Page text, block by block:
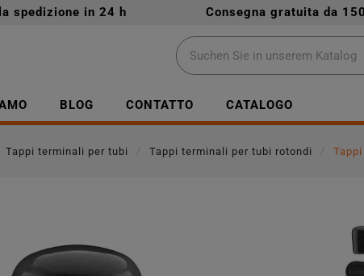
spedizione in 24 h Consegna gratuita da
BLOG CONTATTO CATALOGO
Tappi terminali per tubi Tappi terminali per tubi rotondi